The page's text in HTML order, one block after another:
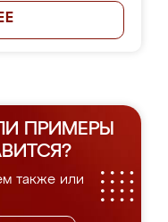
ПРИМЕРЫ
также или